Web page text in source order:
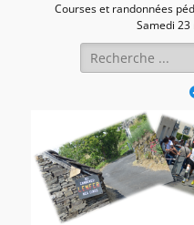
Courses et randonnées
Samedi 23
Rechercher :